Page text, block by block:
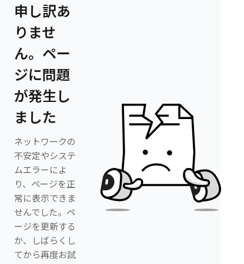
申し訳あ
りませ
ん。ペー
ジに問題
が発生し
ました
ネットワークの
不安定やシステ
ムエラーによ
り、ページを正
常に表示できま
せんでした。ペ
ージを更新する
か、しばらくし
てから再度お試